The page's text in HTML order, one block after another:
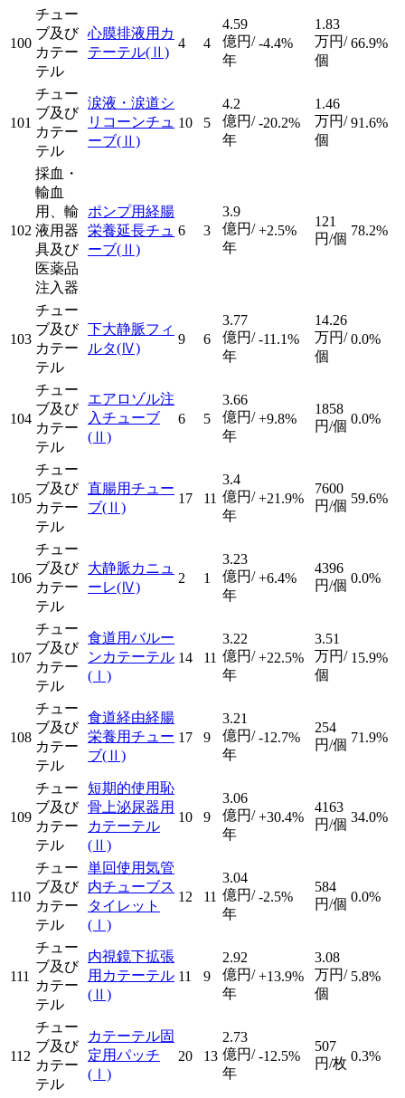
100
チュー
ブ及び
カテー
テル
心膜排液用カ
テーテル(Ⅱ)
4 4
4.59
億円/
年
-4.4%
1.83
万円/
個
66.9%
101
チュー
ブ及び
カテー
テル
涙液・涙道シ
リコーンチュ
ーブ(Ⅱ)
10 5
4.2
億円/
年
-20.2%
1.46
万円/
個
91.6%
102
採血・
輸血
用、輸
液用器
具及び
医薬品
注入器
ポンプ用経腸
栄養延長チュ
ーブ(Ⅱ)
6 3
3.9
億円/
年
+2.5%
121
円/個
78.2%
103
チュー
ブ及び
カテー
テル
下大静脈フィ
ルタ(Ⅳ)
9 6
3.77
億円/
年
-11.1%
14.26
万円/
個
0.0%
104
チュー
ブ及び
カテー
テル
エアロゾル注
入チューブ
(Ⅱ)
6 5
3.66
億円/
年
+9.8%
1858
円/個 0.0%
105
チュー
ブ及び
カテー
テル
直腸用チュー
ブ(Ⅱ)
17 11
3.4
億円/
年
+21.9%
7600
円/個 59.6%
106
チュー
ブ及び
カテー
テル
大静脈カニュ
ーレ(Ⅳ)
2 1
3.23
億円/
年
+6.4%
4396
円/個 0.0%
107
チュー
ブ及び
カテー
テル
食道用バルー
ンカテーテル
(Ⅰ)
14 11
3.22
億円/
年
+22.5%
3.51
万円/
個
15.9%
108
チュー
ブ及び
カテー
テル
食道経由経腸
栄養用チュー
ブ(Ⅱ)
17 9
3.21
億円/
年
-12.7%
254
円/個 71.9%
109
チュー
ブ及び
カテー
テル
短期的使用恥
骨上泌尿器用
カテーテル
(Ⅱ)
10 9
3.06
億円/
年
+30.4%
4163
円/個 34.0%
110
チュー
ブ及び
カテー
テル
単回使用気管
内チューブス
タイレット
(Ⅰ)
12 11
3.04
億円/
年
-2.5%
584
円/個 0.0%
111
チュー
ブ及び
カテー
テル
内視鏡下拡張
用カテーテル
(Ⅱ)
11 9
2.92
億円/
年
+13.9%
3.08
万円/
個
5.8%
112
チュー
ブ及び
カテー
テル
カテーテル固
定用パッチ
(Ⅰ)
20 13
2.73
億円/
年
-12.5%
507
円/枚 0.3%